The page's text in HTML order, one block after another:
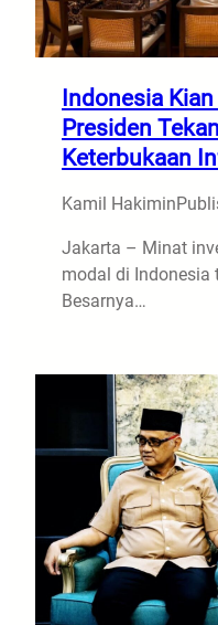
Indonesia
Presiden
Keterbukaan
Kamil Hakimin
Jakarta – Minat
modal di Indonesia
Besarnya…